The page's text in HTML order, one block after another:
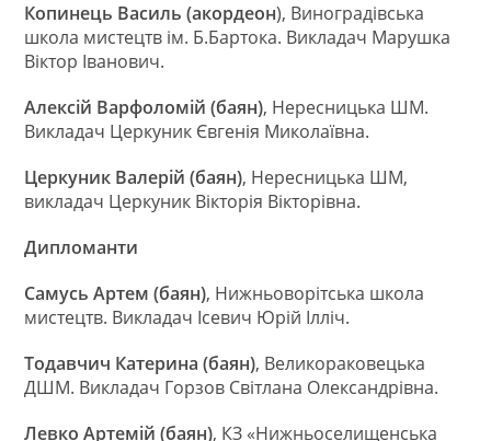
Копинець Василь (акордеон), Виноградівська
школа мистецтв ім. Б.Бартока. Викладач Марушка
Віктор Іванович.
Алексій Варфоломій (баян), Нересницька ШМ.
Викладач Церкуник Євгенія Миколаївна.
Церкуник Валерій (баян), Нересницька ШМ,
викладач Церкуник Вікторія Вікторівна.
Дипломанти
Самусь Артем (баян), Нижньоворітська школа
мистецтв. Викладач Ісевич Юрій Ілліч.
Тодавчич Катерина (баян), Великораковецька
ДШМ. Викладач Горзов Світлана Олександрівна.
Левко Артемій (баян), КЗ «Нижньоселищенська